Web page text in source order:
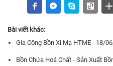
Bài viết khác:
Gia Công Bồn Xi Mạ HTME - 18/
Bồn Chứa Hoá Chất - Sản Xuất